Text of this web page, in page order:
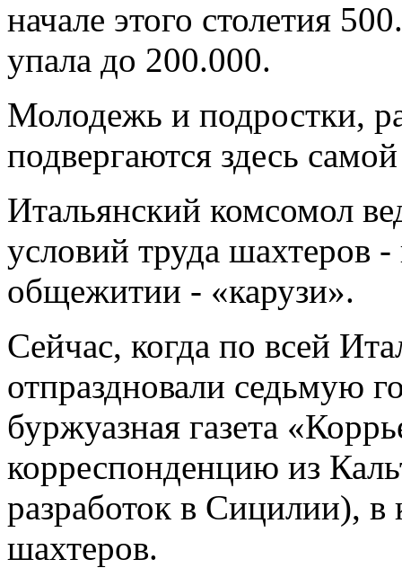
начале этого столетия
упала до 200.000.
Молодежь и подростки,
подвергаются здесь
Итальянский комсомол
условий труда шахтеров
общежитии - «карузи».
Сейчас, когда по всей
отпраздновали седьмую
буржуазная газета
корреспонденцию из
разработок в Сицилии), в
шахтеров.